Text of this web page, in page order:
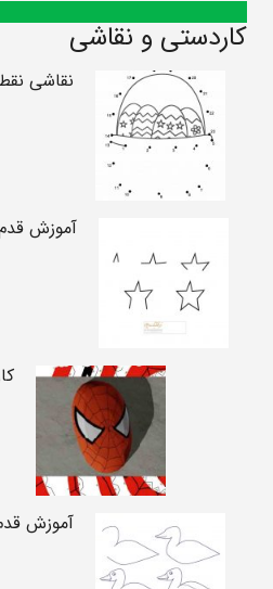
کاردستی و نقاشی
نقاشی
آموزش
آموزش